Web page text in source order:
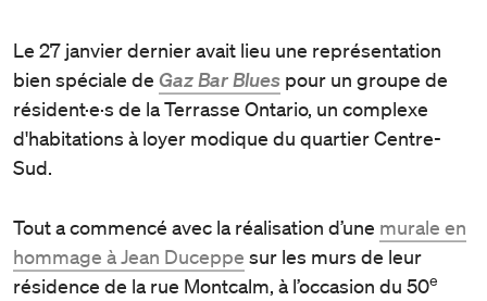
Le 27 janvier dernier avait lieu une représentation
bien spéciale de Gaz Bar Blues pour un groupe de
résident·e·s de la Terrasse Ontario, un complexe
d'habitations à loyer modique du quartier Centre-
Sud.
Tout a commencé avec la réalisation d’une murale en
hommage à Jean Duceppe sur les murs de leur
résidence de la rue Montcalm, à l’occasion du 50e